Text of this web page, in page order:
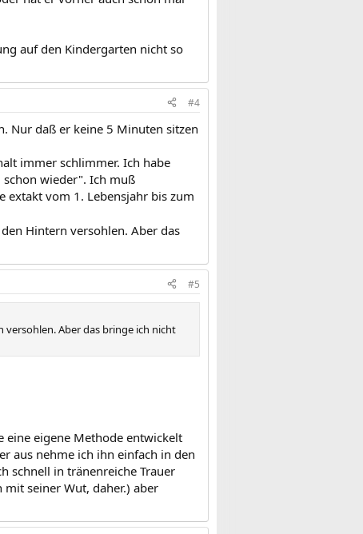
auf den Kindergarten nicht so
#4
Nur daß er keine 5 Minuten sitzen
immer schlimmer. Ich habe
wieder". Ich muß
extakt vom 1. Lebensjahr bis zum
Hintern versohlen. Aber das
#5
Aber das bringe ich nicht
eine eigene Methode entwickelt
aus nehme ich ihn einfach in den
schnell in tränenreiche Trauer
seiner Wut, daher.) aber